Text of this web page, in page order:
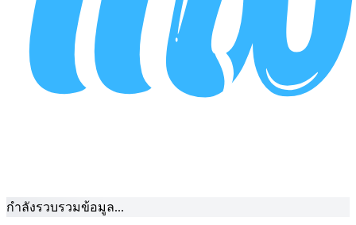
กำลังรวบรวมข้อมูล...